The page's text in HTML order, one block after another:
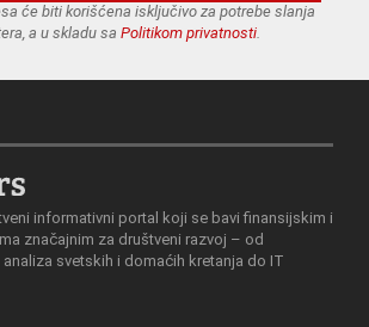
će biti korišćena isključivo za potrebe slanja
a u skladu sa Politikom privatnosti.
informativni portal koji se bavi finansijskim i
značajnim za društveni razvoj – od
svetskih i domaćih kretanja do IT